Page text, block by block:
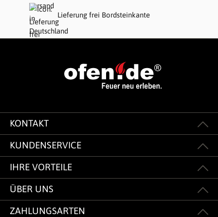
Lieferung frei Bordsteinkante
KONTAKT
KUNDENSERVICE
IHRE VORTEILE
ÜBER UNS
ZAHLUNGSARTEN